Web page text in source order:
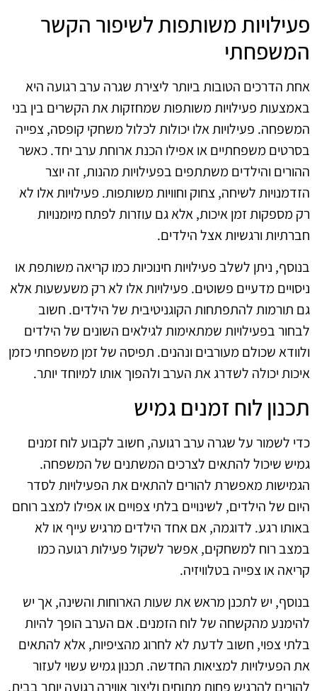
פעילויות משותפות לשיפור הקשר
המשפחתי
אחת הדרכים הטובות ביותר ליצירת שגרה ערב רגועה היא
באמצעות פעילויות משותפות שמחזקות את הקשרים בין בני
המשפחה. פעילויות אלו יכולות לכלול משחקי קופסה, צפייה
בסרטים משפחתיים או אפילו הכנת ארוחת ערב יחד. כאשר
ההורים והילדים משתתפים בפעילויות מהנות, זה יוצר
הזדמנויות לשיחה, צחוק וחוויות משותפות. פעילויות אלו לא
רק מספקות זמן איכות, אלא גם עוזרות לפתח מיומנויות
חברתיות ורגשיות אצל הילדים.
בנוסף, ניתן לשלב פעילויות חינוכיות כמו קריאה משותפת או
ניסויים מדעיים פשוטים. פעילויות אלו לא רק משעשעות אלא
גם תורמות להתפתחות הקוגניטיבית של הילדים. חשוב
לבחור בפעילויות שמתאימות לגילאים השונים של הילדים
ולוודא שכולם מעורבים ונהנים. תפיסה של זמן משפחתי כזמן
איכות יכולה לשדרג את הערב ולהפוך אותו למיוחד יותר.
תכנון לוח זמנים גמיש
כדי לשמור על שגרה ערב רגועה, חשוב לקבוע לוח זמנים
גמיש שיכול להתאים לצרכים המשתנים של המשפחה.
הגמישות מאפשרת להורים להתאים את הפעילויות לסדר
היום של הילדים, לשינויים בלתי צפויים או אפילו למצב רוחם
באותו רגע. לדוגמה, אם אחד הילדים מרגיש עייף או לא
במצב רוח למשחקים, אפשר לשקול פעילות רגועה כמו
קריאה או צפייה בטלוויזיה.
בנוסף, יש לתכנן מראש את שעות הארוחות והשינה, אך יש
להימנע מהקשחה של לוח הזמנים. אם הערב הופך להיות
בלתי צפוי, חשוב לדעת לא לחרוג מהציפיות, אלא להתאים
את הפעילויות למציאות החדשה. תכנון גמיש עשוי לעזור
להורים להרגיש פחות מתוחים וליצור אווירה רגועה יותר בבית.